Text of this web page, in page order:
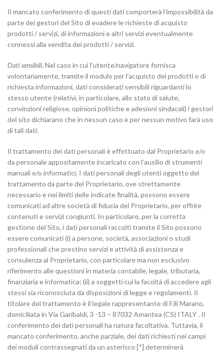
Il mancato conferimento di questi dati comporterà l’impossibilità da
parte dei gestori del Sito di evadere le richieste di acquisto
prodotti / servizi, di informazioni e altri servizi eventualmente
connessi alla vendita dei prodotti / servizi.
Dati sensibili. Nel caso in cui l’utente/navigatore fornisca
volontariamente, tramite il modulo per l’acquisto dei prodotti o di
richiesta informazioni, dati considerati sensibili riguardanti lo
stesso utente (relativi, in particolare, allo stato di salute,
convinzioni religiose, opinioni politiche e adesioni sindacali) i gestori
del sito dichiarano che in nessun caso e per nessun motivo farà uso
di tali dati.
Il trattamento dei dati personali è effettuato dal Proprietario e/o
da personale appositamente incaricato con l’ausilio di strumenti
manuali e/o informatici. I dati personali degli utenti oggetto del
trattamento da parte del Proprietario, ove strettamente
necessario e nei limiti delle indicate finalità, possono essere
comunicati ad altre società di fiducia del Proprietario, per offrire
contenuti e servizi congiunti. In particolare, per la corretta
gestione del Sito, i dati personali raccolti tramite il Sito possono
essere comunicati (i) a persone, società, associazioni o studi
professionali che prestino servizi e attività di assistenza e
consulenza al Proprietario, con particolare ma non esclusivo
riferimento alle questioni in materia contabile, legale, tributaria,
finanziaria e informatica; (ii) a soggetti cui la facoltà di accedere agli
stessi sia riconosciuta da disposizioni di legge e regolamenti. Il
titolare del trattamento è il legale rappresentante di F.lli Marano,
domiciliata in Via Garibaldi, 3 -13 – 87032 Amantea (CS) ITALY . Il
conferimento dei dati personali ha natura facoltativa. Tuttavia, il
mancato conferimento, anche parziale, dei dati richiesti nei campi
dei moduli contrassegnati da un asterisco [*] determinerà